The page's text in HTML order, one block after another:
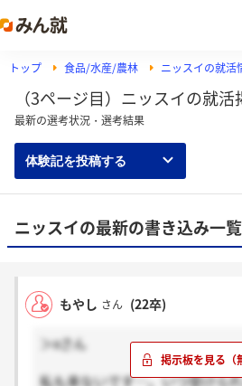
トップ 食品/水産/農林 ニッスイの就活
（3ページ目）ニッスイの就
最新の選考状況・選考結果
体験記を投稿する
ニッスイの最新の書き込み一覧
もやし さん (22卒)
＞xさん
私も来ないです…。いつ受けら